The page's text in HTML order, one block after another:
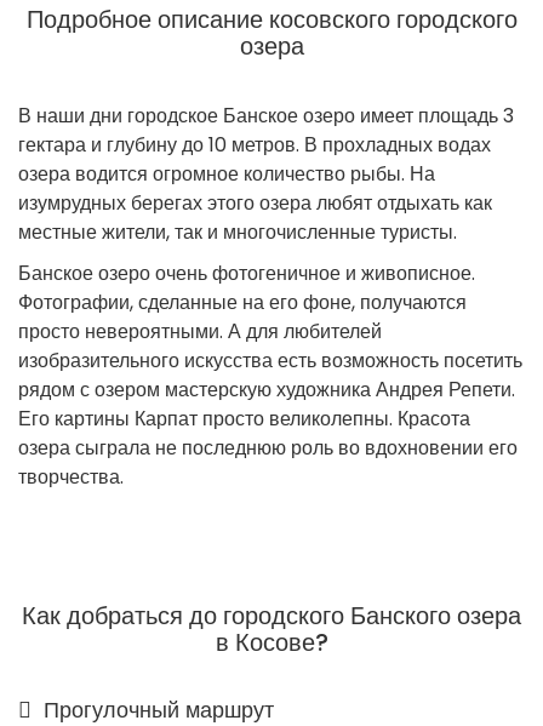
Подробное описание косовского городского
озера
В наши дни городское Банское озеро имеет площадь 3
гектара и глубину до 10 метров. В прохладных водах
озера водится огромное количество рыбы. На
изумрудных берегах этого озера любят отдыхать как
местные жители, так и многочисленные туристы.
Банское озеро очень фотогеничное и живописное.
Фотографии, сделанные на его фоне, получаются
просто невероятными. А для любителей
изобразительного искусства есть возможность посетить
рядом с озером мастерскую художника Андрея Репети.
Его картины Карпат просто великолепны. Красота
озера сыграла не последнюю роль во вдохновении его
творчества.
Как добраться до городского Банского озера
в Косове?
Прогулочный маршрут